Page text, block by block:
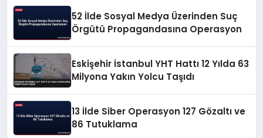
52 İlde Sosyal Medya Üzerinden Suç
Örgütü Propagandasına Operasyon
Eskişehir İstanbul YHT Hattı 12 Yılda 63
Milyona Yakın Yolcu Taşıdı
13 İlde Siber Operasyon 127 Gözaltı ve
86 Tutuklama